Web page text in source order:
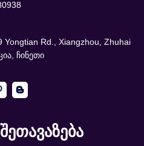
Rd., Xiangzhou, Zhuhai
ჩინეთი